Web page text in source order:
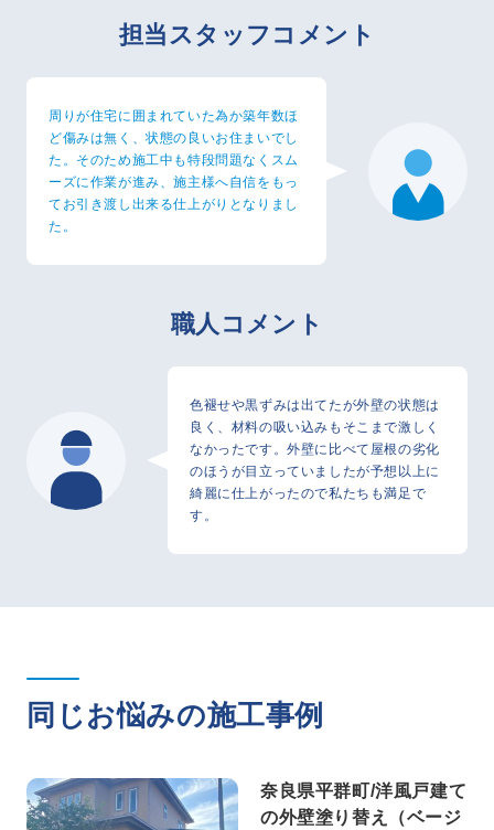
担当スタッフコメント
周りが住宅に囲まれていた為か築年数ほ
ど傷みは無く、状態の良いお住まいでし
た。そのため施工中も特段問題なくスム
ーズに作業が進み、施主様へ自信をもっ
てお引き渡し出来る仕上がりとなりまし
た。
職人コメント
色褪せや黒ずみは出てたが外壁の状態は
良く、材料の吸い込みもそこまで激しく
なかったです。外壁に比べて屋根の劣化
のほうが目立っていましたが予想以上に
綺麗に仕上がったので私たちも満足で
す。
同じお悩みの施工事例
奈良県平群町/洋風戸建て
の外壁塗り替え（ベージ